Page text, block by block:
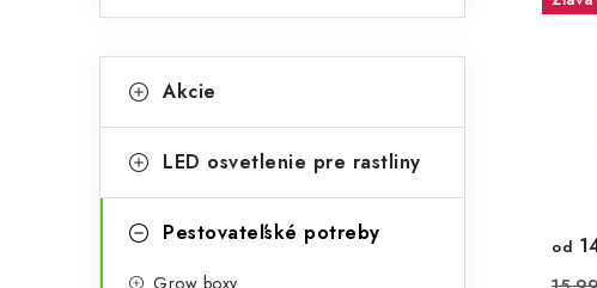
kategórie
a
e
Akcie
LED osvetlenie pre rastliny
Pestovateľské potreby
Grow boxy
od